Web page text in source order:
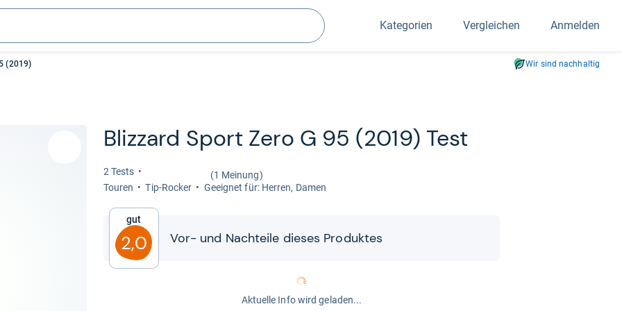
Suchen
Kategorien Vergleichen Anmelden
(2019) Wir sind nachhaltig
Bliz­zard Sport Zero G 95 (2019) Test
2 Tests
(1 Meinung)
Tou­ren
Tip-​Rocker Geeig­net für: Her­ren, Damen
Gut
2,0 Vor-​​ und Nach­teile die­ses Pro­duk­tes
Aktuelle Info wird geladen...